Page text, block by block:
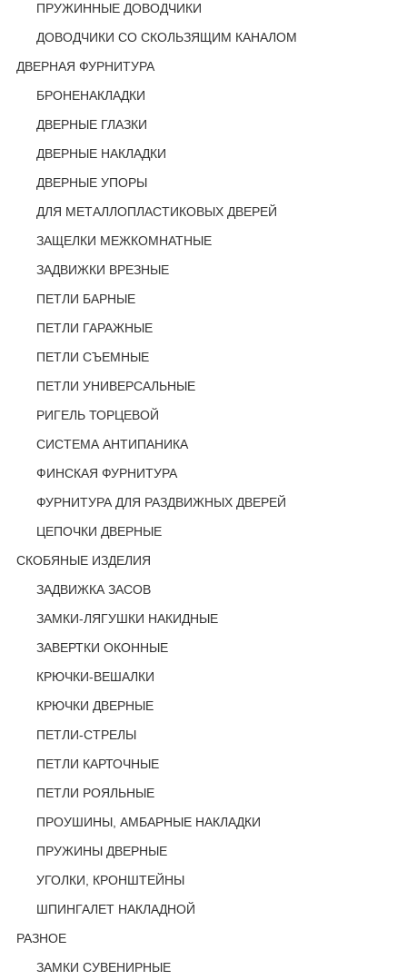
ПРУЖИННЫЕ ДОВОДЧИКИ
ДОВОДЧИКИ СО СКОЛЬЗЯЩИМ КАНАЛОМ
ДВЕРНАЯ ФУРНИТУРА
БРОНЕНАКЛАДКИ
ДВЕРНЫЕ ГЛАЗКИ
ДВЕРНЫЕ НАКЛАДКИ
ДВЕРНЫЕ УПОРЫ
ДЛЯ МЕТАЛЛОПЛАСТИКОВЫХ ДВЕРЕЙ
ЗАЩЕЛКИ МЕЖКОМНАТНЫЕ
ЗАДВИЖКИ ВРЕЗНЫЕ
ПЕТЛИ БАРНЫЕ
ПЕТЛИ ГАРАЖНЫЕ
ПЕТЛИ СЪЕМНЫЕ
ПЕТЛИ УНИВЕРСАЛЬНЫЕ
РИГЕЛЬ ТОРЦЕВОЙ
СИСТЕМА АНТИПАНИКА
ФИНСКАЯ ФУРНИТУРА
ФУРНИТУРА ДЛЯ РАЗДВИЖНЫХ ДВЕРЕЙ
ЦЕПОЧКИ ДВЕРНЫЕ
СКОБЯНЫЕ ИЗДЕЛИЯ
ЗАДВИЖКА ЗАСОВ
ЗАМКИ-ЛЯГУШКИ НАКИДНЫЕ
ЗАВЕРТКИ ОКОННЫЕ
КРЮЧКИ-ВЕШАЛКИ
КРЮЧКИ ДВЕРНЫЕ
ПЕТЛИ-СТРЕЛЫ
ПЕТЛИ КАРТОЧНЫЕ
ПЕТЛИ РОЯЛЬНЫЕ
ПРОУШИНЫ, АМБАРНЫЕ НАКЛАДКИ
ПРУЖИНЫ ДВЕРНЫЕ
УГОЛКИ, КРОНШТЕЙНЫ
ШПИНГАЛЕТ НАКЛАДНОЙ
РАЗНОЕ
ЗАМКИ СУВЕНИРНЫЕ